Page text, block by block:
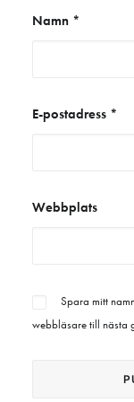
Namn *
E-postadress *
Webbplats
Spara mitt
webbläsare till nästa